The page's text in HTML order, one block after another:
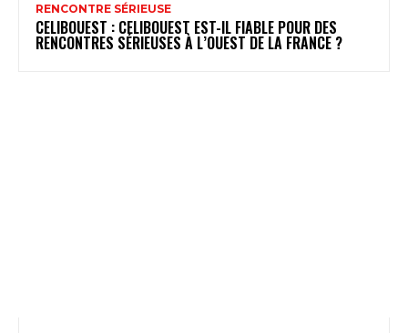
RENCONTRE SÉRIEUSE
CELIBOUEST : CELIBOUEST EST-IL FIABLE POUR DES
RENCONTRES SÉRIEUSES À L’OUEST DE LA FRANCE ?